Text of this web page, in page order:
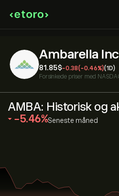
Ambarella Inc
81.85‎$‎-0.38(-0.46%)(1D)
Forsinkede priser med
AMBA: Historisk og
‎-5.46‎ Seneste måned